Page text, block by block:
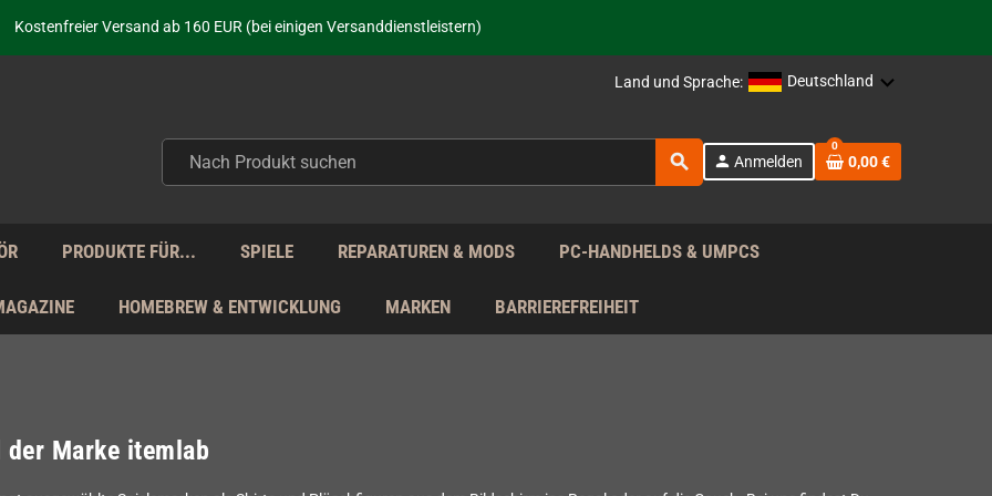
Kostenfreier Versand ab 160 EUR (bei einigen Versanddienstleistern)
Seit über 20 Jahren Deine Anlaufstelle für neue Retro-Hardware!
Täglicher Versand Mo - Fr aus Deutschland - zollfrei innerhalb der EU!
Land und Sprache: Deutschland
search person Anmelden
0
0,00 €
PRODUKTE FÜR... SPIELE REPARATUREN & MODS PC-HANDHELDS & UMPCS
HOMEBREW & ENTWICKLUNG MARKEN BARRIEREFREIHEIT
Marke itemlab